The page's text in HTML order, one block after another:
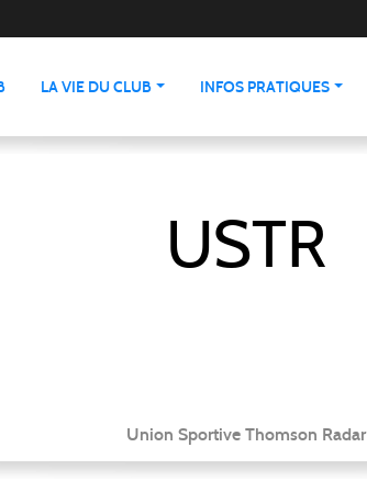
LA VIE DU CLUB INFOS PRATIQUES
USTR
Union Sportive Thomson Radar